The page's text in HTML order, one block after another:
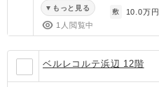
もっと見る
1人閲覧中
敷 10.0万円
ベルレコルテ浜辺 12階